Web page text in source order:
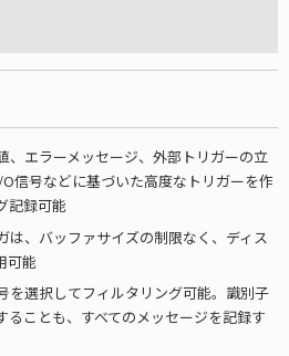
、エラーメッセージ、外部トリガーの立
信号などに基づいた高度なトリガーを作
記録可能
は、バッファサイズの制限なく、ディス
可能
を選択してフィルタリング可能。識別子
ることも、すべてのメッセージを記録す